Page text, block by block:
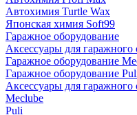
Автохимия Turtle Wax
Японская химия Soft99
Гаражное оборудование
Аксессуары для
Гаражное оборудование
Гаражное оборудование
Аксессуары для гаражного
Meclube
Puli